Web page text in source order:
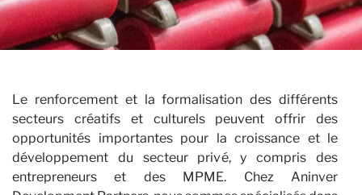
Le renforcement et la formalisation des différents
secteurs créatifs et culturels peuvent offrir des
opportunités importantes pour la croissance et le
développement du secteur privé, y compris des
entrepreneurs et des MPME. Chez Aninver
REJOIGNEZ NOTRE
NEWSLETTER